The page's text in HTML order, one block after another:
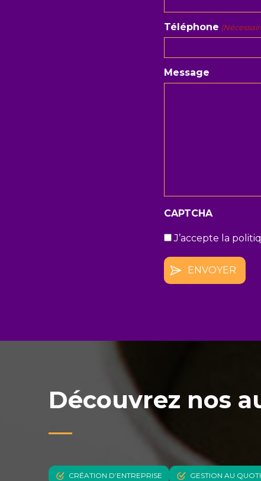
Téléphone
Message
CAPTCHA
(Nécessaire)
J’accepte la
Découvrez nos
CRÉATION D’ENTREPRISE GESTION AU